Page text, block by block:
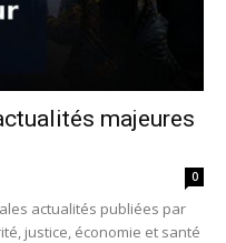
majeures
0
actualités publiées par
justice, économie et santé